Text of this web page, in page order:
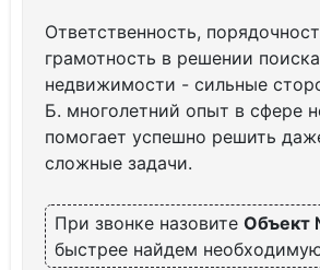
Ответственность,
грамотность в решении
недвижимости - сильные
Б. многолетний опыт в сфере
помогает успешно решить
сложные задачи.
При звонке назовите Объект
быстрее найдем